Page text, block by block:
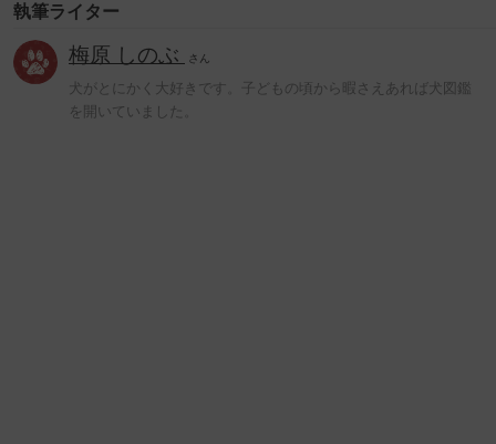
執筆ライター
梅原 しのぶ さん
犬がとにかく大好きです。子どもの頃から暇さえあれば犬図鑑
を開いていました。